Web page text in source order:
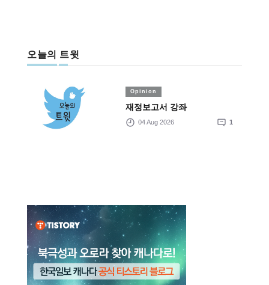
오늘의 트윗
Opinion
재정보고서 강좌
04 Aug 2026 1